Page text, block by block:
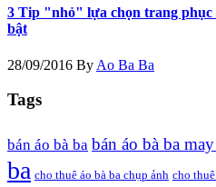
3 Tip "nhỏ" lựa chọn trang phục
bật
28/09/2016 By Ao Ba Ba
Tags
bán áo bà ba bán áo bà ba may
ba cho thuê áo bà ba chụp ảnh cho